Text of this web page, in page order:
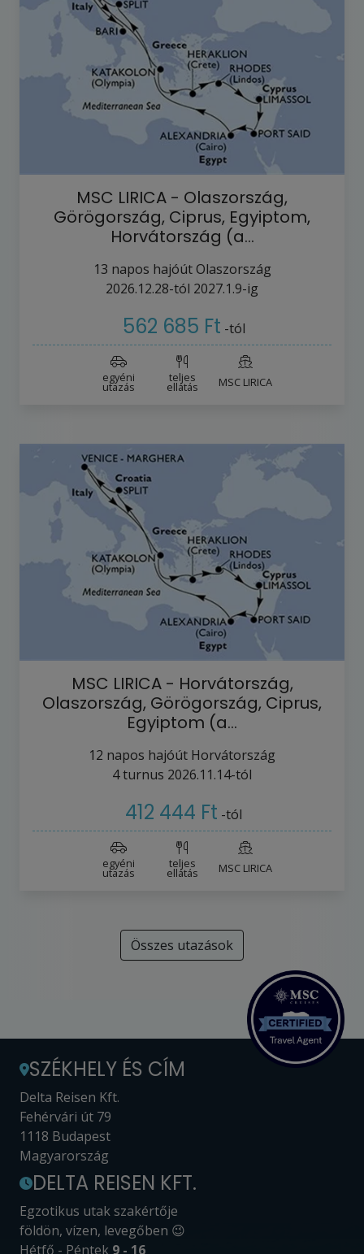
MSC LIRICA - Olaszország,
Görögország, Ciprus, Egyiptom,
Horvátország (a…
13 napos hajóútOlaszország
2026.12.28-tól 2027.1.9-ig
562 685 Ft -tól
egyéni
utazás
teljes
ellátás MSC LIRICA
MSC LIRICA - Horvátország,
Olaszország, Görögország, Ciprus,
Egyiptom (a…
12 napos hajóút Horvátország
4turnus 2026.11.14-tól
412 444 Ft -tól
egyéni
utazás
teljes
ellátás MSC LIRICA
Összes utazások
SZÉKHELY ÉS CÍM
Delta Reisen Kft.
Fehérvári út 79
1118 Budapest
Magyarország
DELTA REISEN KFT.
Egzotikus utak szakértője
földön, vízen, levegőben 😉
Hétfő - Péntek 9 - 16